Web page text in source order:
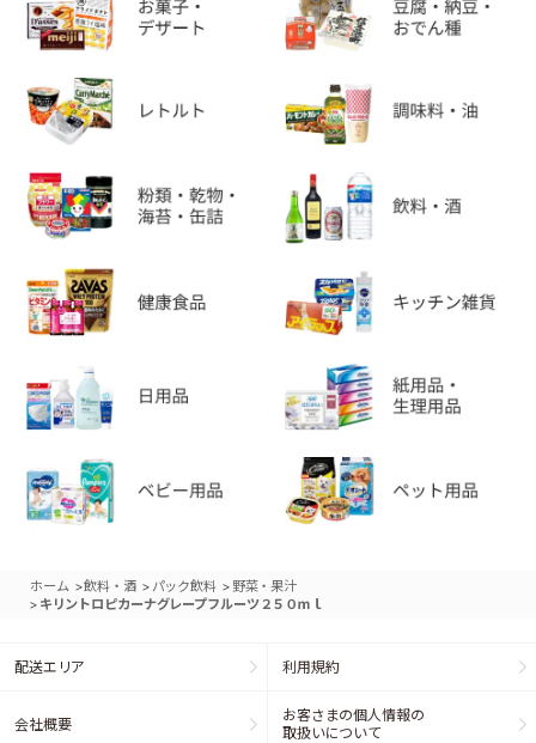
ホーム >飲料・酒 > パック飲料 > 野菜・果汁
> キリントロピカーナグレープフルーツ２５０ｍｌ
配送エリア 利用規約
会社概要
お客さまの個人情報の
取扱いについて